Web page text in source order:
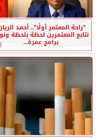
”راحة المعتمر أولًا”.. أحمد
نتابع المعتمرين لحظة بلحظة
برامج عمرة...